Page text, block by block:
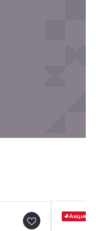
Акция